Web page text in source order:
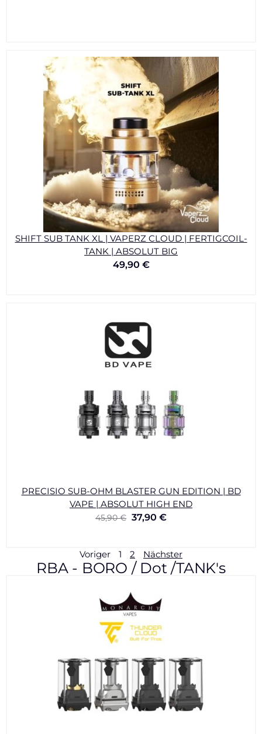
SHIFT SUB TANK XL | VAPERZ CLOUD | FERTIGCOIL-
TANK | ABSOLUT BIG
49,90 €
PRECISIO SUB-OHM BLASTER GUN EDITION | BD
VAPE | ABSOLUT HIGH END
45,90€ 37,90 €
Voriger 1 2 Nächster
RBA - BORO / Dot /TANK's